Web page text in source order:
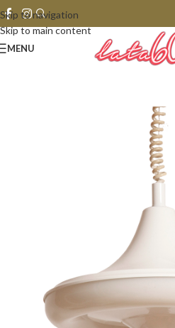
Skip to navigation
Skip to main content
MENU